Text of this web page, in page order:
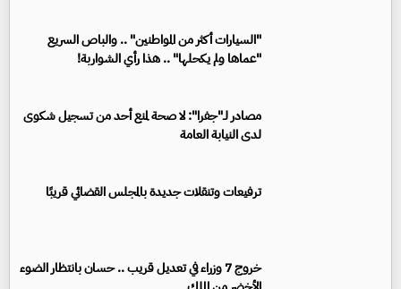
"السيارات أكثر من المواطنين" .. والباص السريع
"عماها ولم يكحلها" .. هذا رأي الشواربة!
مصادر لـ"جفرا": لا صحة لمنع أحد من تسجيل شكوى
لدى النيابة العامة
ترفيعات وتنقلات جديدة بالمجلس القضائي قريبًا
خروج 7 وزراء في تعديل قريب .. حسان بانتظار الضوء